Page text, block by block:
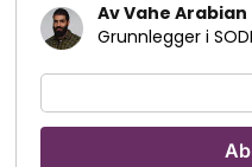
Av Vahe Arabian
Grunnlegger i